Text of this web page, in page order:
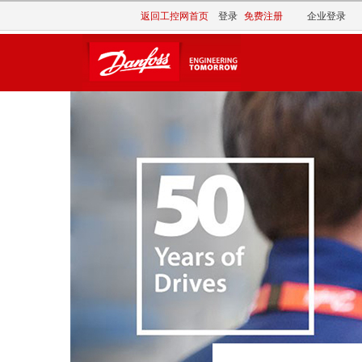
返回工控网首页 登录 免费注册 企业登录